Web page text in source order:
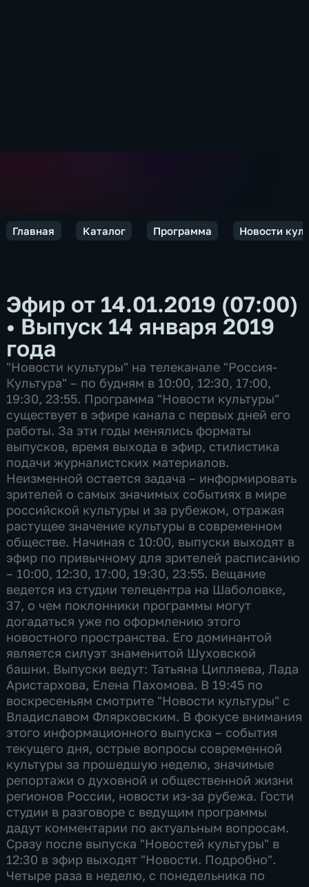
Главная Каталог Программа Новости
Эфир от 14.01.2019 (07:00)
• Выпуск 14 января 2019
года
"Новости культуры" на телеканале "Россия-
Культура" – по будням в 10:00, 12:30, 17:00,
19:30, 23:55. Программа "Новости культуры"
существует в эфире канала с первых дней его
работы. За эти годы менялись форматы
выпусков, время выхода в эфир, стилистика
подачи журналистских материалов.
Неизменной остается задача – информировать
зрителей о самых значимых событиях в мире
российской культуры и за рубежом, отражая
растущее значение культуры в современном
обществе. Начиная с 10:00, выпуски выходят в
эфир по привычному для зрителей расписанию
– 10:00, 12:30, 17:00, 19:30, 23:55. Вещание
ведется из студии телецентра на Шаболовке,
37, о чем поклонники программы могут
догадаться уже по оформлению этого
новостного пространства. Его доминантой
является силуэт знаменитой Шуховской
башни. Выпуски ведут: Татьяна Ципляева, Лада
Аристархова, Елена Пахомова. В 19:45 по
воскресеньям смотрите "Новости культуры" с
Владиславом Флярковским. В фокусе внимания
этого информационного выпуска – события
текущего дня, острые вопросы современной
культуры за прошедшую неделю, значимые
репортажи о духовной и общественной жизни
регионов России, новости из-за рубежа. Гости
студии в разговоре с ведущим программы
дадут комментарии по актуальным вопросам.
Сразу после выпуска "Новостей культуры" в
12:30 в эфир выходят "Новости. Подробно".
Четыре раза в неделю, с понедельника по